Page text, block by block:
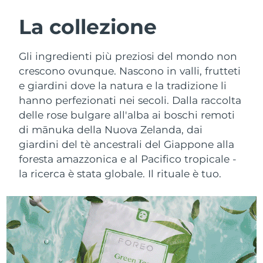
La collezione
Gli ingredienti più preziosi del mondo non
crescono ovunque. Nascono in valli, frutteti
e giardini dove la natura e la tradizione li
hanno perfezionati nei secoli. Dalla raccolta
delle rose bulgare all'alba ai boschi remoti
di mānuka della Nuova Zelanda, dai
giardini del tè ancestrali del Giappone alla
foresta amazzonica e al Pacifico tropicale -
la ricerca è stata globale. Il rituale è tuo.
Detersione viso
LUNA™ 4 pacchetto
Anti-aging massage
LUNA™ 4 Plus
Massage, LED heating
LUNA™ 4 Men
For men, anti-aging massage
Lifting viso
BEAR™ 2 pacchetto
Microcurrent toning
BEAR™ 2 go
Microcurrent toning on-the-go
BEAR™ 2 eyes & lips
Microcurrent line smoothing device
Idratazione
UFO™ 3 pacchetto
Deep facial hydration
UFO™ 3 LED
Near-infrared and red light therapy
device
Igiene orale
issa™ 4
Hybrid silicone sonic toothbrush
issa™ 4 plus
Smart hybrid silicone sonic toothbrush
TRATTAMENTI ANTI-AGE FAQ™
Anti-age Trattamenti LED
NEW
Austria
Belgio Consegna stimata8/10/26
Bermuda Consegna stimata8/16/26
Bosnia ed
Erzegovina
Consegna stimata
Brunei Consegna stimata
Bulgaria Consegna stimata8/10/26
Canada Consegna stimata8/14/26
Cile Consegna stimata8/14/26